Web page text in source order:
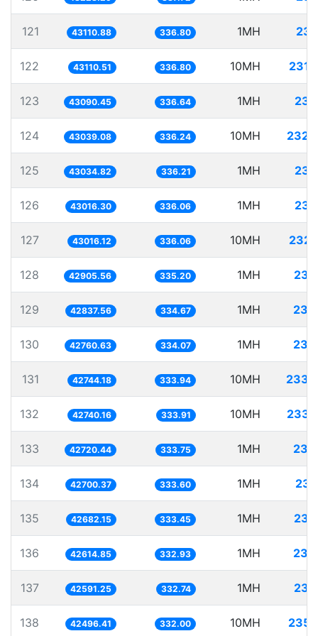
121 43110.88 336.80 1MH
122 43110.51 336.80 10MH
123 43090.45 336.64 1MH
124 43039.08 336.24 10MH
125 43034.82 336.21 1MH
126 43016.30 336.06 1MH
127 43016.12 336.06 10MH
128 42905.56 335.20 1MH
129 42837.56 334.67 1MH
130 42760.63 334.07 1MH
131 42744.18 333.94 10MH
132 42740.16 333.91 10MH
133 42720.44 333.75 1MH
134 42700.37 333.60 1MH
135 42682.15 333.45 1MH
136 42614.85 332.93 1MH
137 42591.25 332.74 1MH
138 42496.41 332.00 10MH